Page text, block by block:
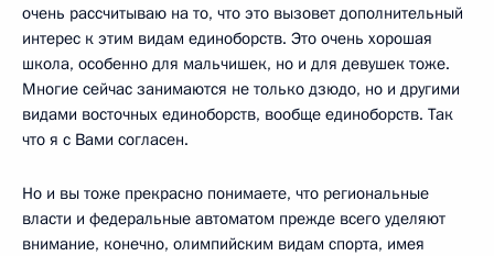
очень рассчитываю на то, что это вызовет дополнительный
интерес к этим видам единоборств. Это очень хорошая
школа, особенно для мальчишек, но и для девушек тоже.
Многие сейчас занимаются не только дзюдо, но и другими
видами восточных единоборств, вообще единоборств. Так
что я с Вами согласен.
Но и вы тоже прекрасно понимаете, что региональные
власти и федеральные автоматом прежде всего уделяют
внимание, конечно, олимпийским видам спорта, имея